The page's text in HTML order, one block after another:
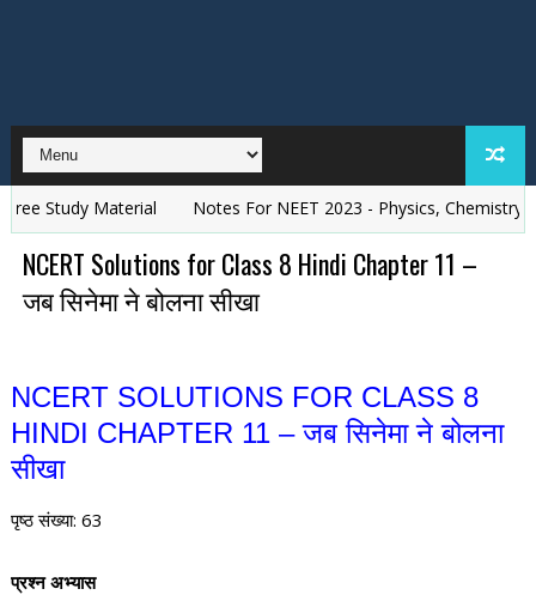
Study Material Notes For NEET 2023 - Physics, Chemistry,
NCERT Solutions for Class 8 Hindi Chapter 11 –
जब सिनेमा ने बोलना सीखा
NCERT SOLUTIONS FOR CLASS 8
HINDI CHAPTER 11 – जब सिनेमा ने बोलना
सीखा
पृष्ठ संख्या: 63
प्रश्न अभ्यास